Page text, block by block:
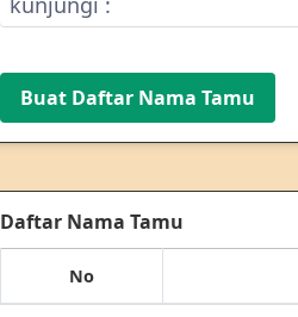
Buat Daftar Nama Tamu
Daftar Nama Tamu
No